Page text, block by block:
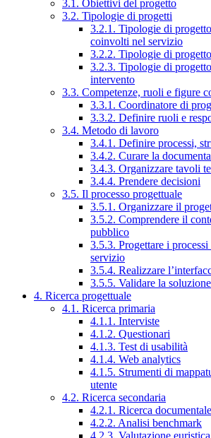
3.1. Obiettivi del progetto
3.2. Tipologie di progetti
3.2.1. Tipologie di
coinvolti nel servizio
3.2.2. Tipologie di
3.2.3. Tipologie di
intervento
3.3. Competenze, ruoli e figure
3.3.1. Coordinatore di
3.3.2. Definire ruoli e
3.4. Metodo di lavoro
3.4.1. Definire processi,
3.4.2. Curare la
3.4.3. Organizzare tavoli
3.4.4. Prendere decisioni
3.5. Il processo progettuale
3.5.1. Organizzare il
3.5.2. Comprendere il
pubblico
3.5.3. Progettare i processi
servizio
3.5.4. Realizzare
3.5.5. Validare la
4. Ricerca progettuale
4.1. Ricerca primaria
4.1.1. Interviste
4.1.2. Questionari
4.1.3. Test di usabilità
4.1.4. Web analytics
4.1.5. Strumenti di
utente
4.2. Ricerca secondaria
4.2.1. Ricerca documentale
4.2.2. Analisi benchmark
4.2.3. Valutazione euristica